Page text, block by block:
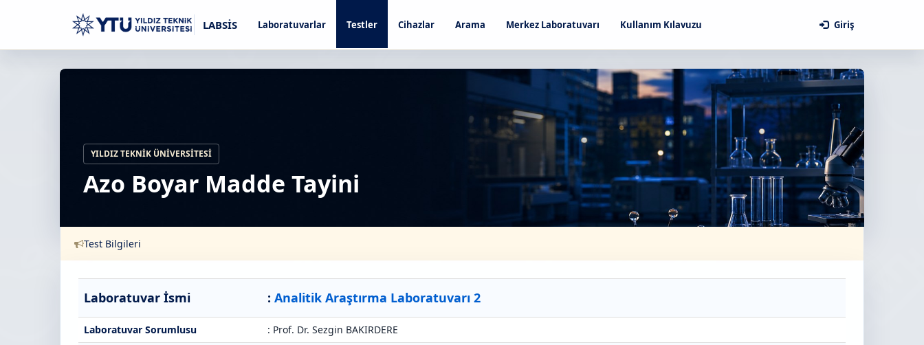
LABSİS Laboratuvarlar Testler Cihazlar Arama Merkez Laboratuvarı Kullanım Kılavuzu Giriş
YILDIZ TEKNIK ÜNIVERSITESI
Azo Boyar Madde Tayini
Test Bilgileri
Laboratuvar İsmi : Analitik Araştırma Laboratuvarı 2
Laboratuvar Sorumlusu
: Prof. Dr. Sezgin BAKIRDERE